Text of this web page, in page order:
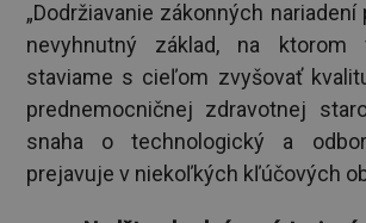
„Dodržiavanie zákonných
nevyhnutný základ, na ktorom
staviame s cieľom zvyšovať
prednemocničnej zdravotnej
snaha o technologický a
prejavuje v niekoľkých kľúčových